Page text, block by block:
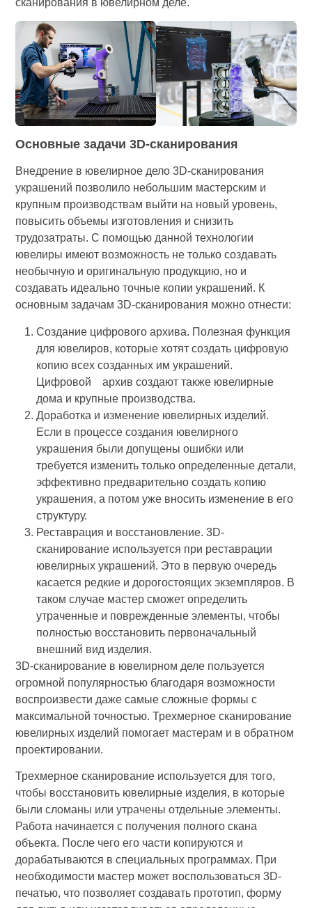
Основные задачи 3D-сканирования
Внедрение в ювелирное дело 3D-сканирования
украшений позволило небольшим мастерским и
крупным производствам выйти на новый уровень,
повысить объемы изготовления и снизить
трудозатраты. С помощью данной технологии
ювелиры имеют возможность не только создавать
необычную и оригинальную продукцию, но и
создавать идеально точные копии украшений. К
основным задачам 3D-сканирования можно отнести:
Создание цифрового архива. Полезная функция
для ювелиров, которые хотят создать цифровую
копию всех созданных им украшений.
Цифровой архив создают также ювелирные
дома и крупные производства.
Доработка и изменение ювелирных изделий.
Если в процессе создания ювелирного
украшения были допущены ошибки или
требуется изменить только определенные детали,
эффективно предварительно создать копию
украшения, а потом уже вносить изменение в его
структуру.
Реставрация и восстановление. 3D-
сканирование используется при реставрации
ювелирных украшений. Это в первую очередь
касается редкие и дорогостоящих экземпляров. В
таком случае мастер сможет определить
утраченные и поврежденные элементы, чтобы
полностью восстановить первоначальный
внешний вид изделия.
3D-сканирование в ювелирном деле пользуется
огромной популярностью благодаря возможности
воспроизвести даже самые сложные формы с
максимальной точностью. Трехмерное сканирование
ювелирных изделий помогает мастерам и в обратном
проектировании.
Трехмерное сканирование используется для того,
чтобы восстановить ювелирные изделия, в которые
были сломаны или утрачены отдельные элементы.
Работа начинается с получения полного скана
объекта. После чего его части копируются и
дорабатываются в специальных программах. При
необходимости мастер может воспользоваться 3D-
печатью, что позволяет создавать прототип, форму